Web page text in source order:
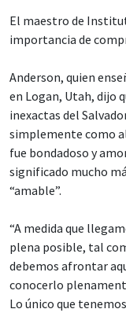
El maestro de
importancia de
Anderson, quien
en Logan, Utah, dijo
inexactas del
simplemente como
fue bondadoso y
significado mucho
“amable”.
“A medida que
plena posible, tal
debemos afrontar
conocerlo
Lo único que